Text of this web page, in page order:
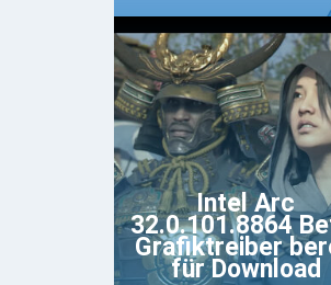
Intel Arc
32.0.101.8864
Grafiktreiber
für Download